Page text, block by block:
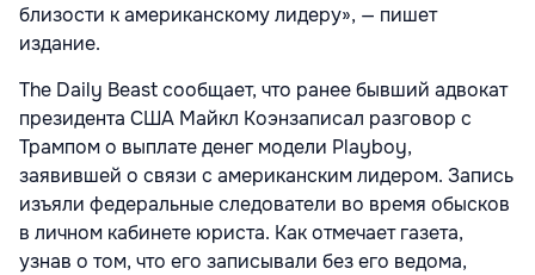
близости к американскому лидеру», — пишет
издание.
The Daily Beast сообщает, что ранее бывший адвокат
президента США Майкл Коэнзаписал разговор с
Трампом о выплате денег модели Playboy,
заявившей о связи с американским лидером. Запись
изъяли федеральные следователи во время обысков
в личном кабинете юриста. Как отмечает газета,
узнав о том, что его записывали без его ведома,